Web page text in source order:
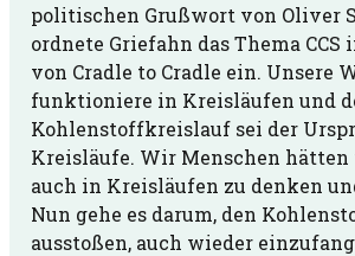
politischen Grußwort von Oliver
ordnete Griefahn das Thema
von Cradle to Cradle ein. Unsere
funktioniere in Kreisläufen und
Kohlenstoffkreislauf sei der
Kreisläufe. Wir Menschen hätten
auch in Kreisläufen zu denken
Nun gehe es darum, den
ausstoßen, auch wieder